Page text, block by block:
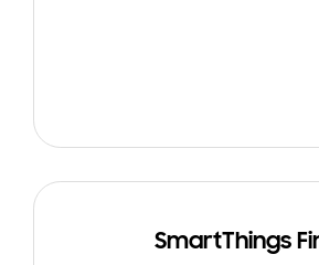
SmartThings